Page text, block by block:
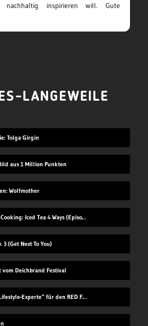
nachhaltig inspirieren will. Gute
LANGEWEILE
Tolga Girgin
aus 1 Million Punkten
Wolfmother
You Suck at Cooking: Iced Tea 4 Ways (Episode 112)
3 (Get Next To You)
vom Deichbrand Festival
Ich bin als „Lifestyle-Experte“ für den RED FOX Award 2021 nominiert